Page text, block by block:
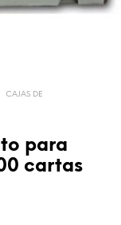
CAJAS DE
para
cartas